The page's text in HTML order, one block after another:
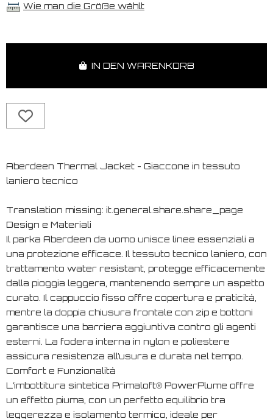
Wie man die Größe wählt
IN DEN WARENKORB
Aberdeen Thermal Jacket - Giaccone in tessuto
laniero tecnico
Translation missing: it.general.share.share_page
Design e Materiali
Il parka Aberdeen da uomo unisce linee essenziali a
una protezione efficace. Il tessuto tecnico laniero, con
trattamento water resistant, protegge efficacemente
dalla pioggia leggera, mantenendo sempre un aspetto
curato. Il cappuccio fisso offre copertura e praticità,
mentre la doppia chiusura frontale con zip e bottoni
garantisce una barriera aggiuntiva contro gli agenti
esterni. La fodera interna in nylon e poliestere
assicura resistenza all’usura e durata nel tempo.
Comfort e Funzionalità
L’imbottitura sintetica Primaloft® PowerPlume offre
un effetto piuma, con un perfetto equilibrio tra
leggerezza e isolamento termico, ideale per